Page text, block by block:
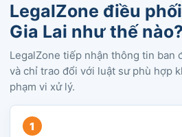
LegalZone điều
Gia Lai như thế nào?
LegalZone tiếp nhận thông tin ban
và chỉ trao đổi với luật sư phù hợp
phạm vi xử lý.